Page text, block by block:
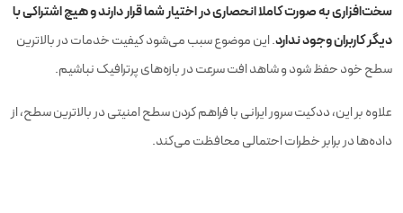
سخت‌افزاری به‌ صورت کاملا انحصاری در اختیار شما قرار دارند و هیچ اشتراکی با
دیگر کاربران وجود ندارد. این موضوع سبب می‌شود کیفیت خدمات در بالاترین
سطح خود حفظ شود و شاهد افت سرعت در بازه‌های پرترافیک نباشیم.
علاوه بر این، ددکیت سرور ایرانی با فراهم کردن سطح امنیتی در بالاترین سطح، از
داده‌ها در برابر خطرات احتمالی محافظت می‌کند.